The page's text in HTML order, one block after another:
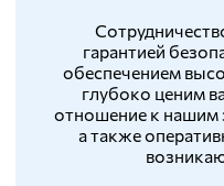
гарантией
обеспечением
глубоко ценим
отношение к нашим
а также